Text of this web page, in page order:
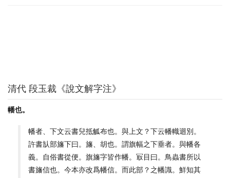
清代 段玉裁《說文解字注》
幡也。
幡者、下文云書兒抵觚布也。與上文？下云幡幟迴別。
許書㫃部旛下曰。旛、胡也。謂旗幅之下垂者。與幡各
義。自俗書從便。旗旛字皆作幡。冣目曰。鳥蟲書所以
書旛信也。今本亦改爲幡信。而此部？之幡識。鮮知其